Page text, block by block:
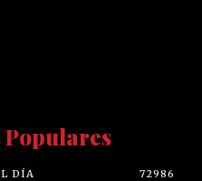
DÍA
72986